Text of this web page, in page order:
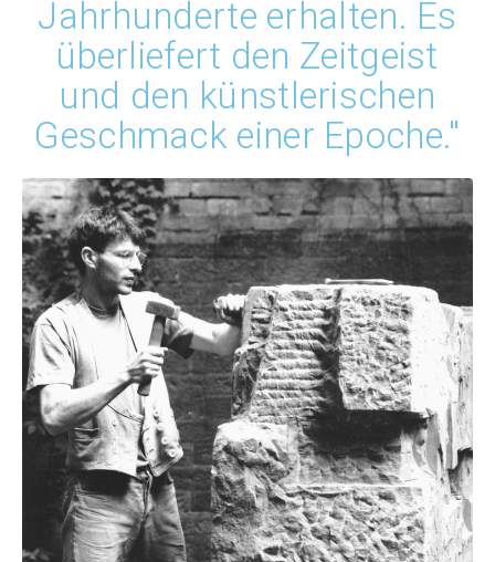
Jahrhunderte erhalten. Es
überliefert den Zeitgeist
und den künstlerischen
Geschmack einer Epoche."